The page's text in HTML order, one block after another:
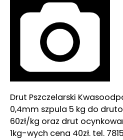
Drut Pszczelarski
0,4mm szpula 5 kg do
60zł/kg oraz drut
1kg-wych cena 40zł. tel.